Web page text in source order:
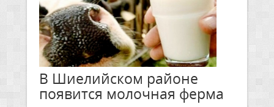
В Шиелийском районе
появится молочная ферма